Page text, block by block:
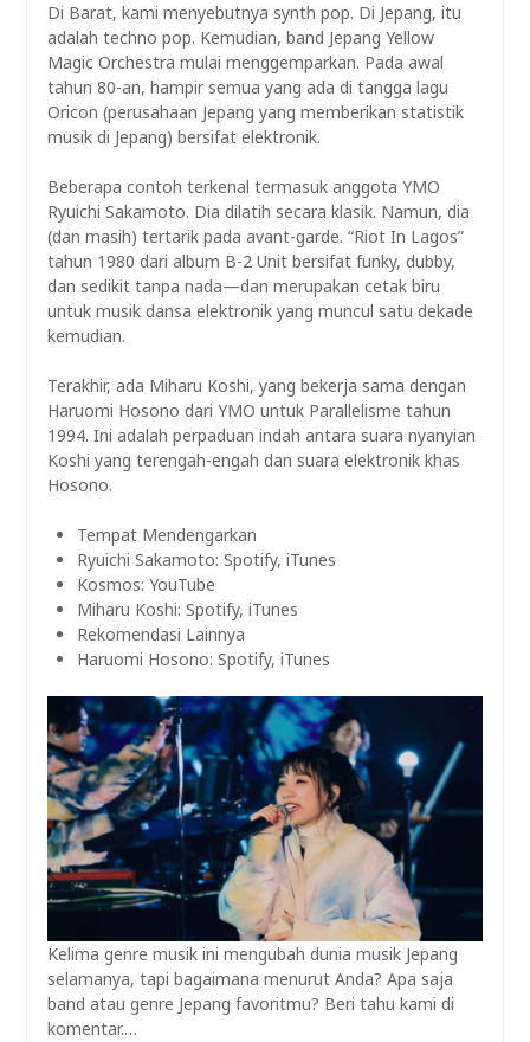
Di Barat, kami menyebutnya synth pop. Di Jepang, itu
adalah techno pop. Kemudian, band Jepang Yellow
Magic Orchestra mulai menggemparkan. Pada awal
tahun 80-an, hampir semua yang ada di tangga lagu
Oricon (perusahaan Jepang yang memberikan statistik
musik di Jepang) bersifat elektronik.
Beberapa contoh terkenal termasuk anggota YMO
Ryuichi Sakamoto. Dia dilatih secara klasik. Namun, dia
(dan masih) tertarik pada avant-garde. “Riot In Lagos”
tahun 1980 dari album B-2 Unit bersifat funky, dubby,
dan sedikit tanpa nada—dan merupakan cetak biru
untuk musik dansa elektronik yang muncul satu dekade
kemudian.
Terakhir, ada Miharu Koshi, yang bekerja sama dengan
Haruomi Hosono dari YMO untuk Parallelisme tahun
1994. Ini adalah perpaduan indah antara suara nyanyian
Koshi yang terengah-engah dan suara elektronik khas
Hosono.
Tempat Mendengarkan
Ryuichi Sakamoto: Spotify, iTunes
Kosmos: YouTube
Miharu Koshi: Spotify, iTunes
Rekomendasi Lainnya
Haruomi Hosono: Spotify, iTunes
Kelima genre musik ini mengubah dunia musik Jepang
selamanya, tapi bagaimana menurut Anda? Apa saja
band atau genre Jepang favoritmu? Beri tahu kami di
komentar.…